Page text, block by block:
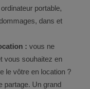
portable,
dans et
: vous ne
vous souhaitez en
le vôtre en location ?
partage. Un grand